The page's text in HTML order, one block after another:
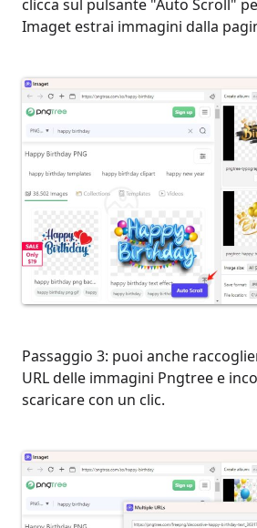
clicca sul pulsante "Auto Scroll"
Imaget estrai immagini dalla
Passaggio 3: puoi anche
URL delle immagini Pngtree e
scaricare con un clic.